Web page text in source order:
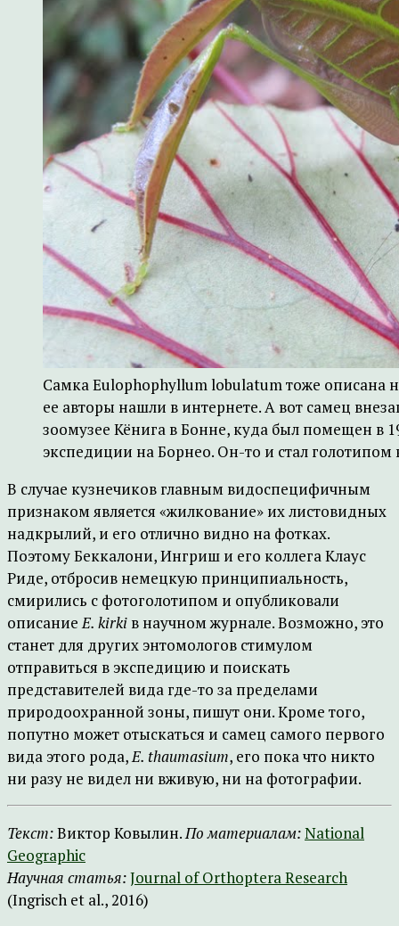
Самка Eulophophyllum lobulatum тоже описана
ее авторы нашли в интернете. А вот самец
зоомузее Кёнига в Бонне, куда был помещен в
экспедиции на Борнео. Он-то и стал голотипом
В случае кузнечиков главным видоспецифичным
признаком является «жилкование» их листовидных
надкрылий, и его отлично видно на фотках.
Поэтому Беккалони, Ингриш и его коллега Клаус
Риде, отбросив немецкую принципиальность,
смирились с фотоголотипом и опубликовали
описаниеE. kirki в научном журнале. Возможно, это
станет для других энтомологов стимулом
отправиться в экспедицию и поискать
представителей вида где-то за пределами
природоохранной зоны, пишут они. Кроме того,
попутно может отыскаться и самец самого первого
вида этого рода,E. thaumasium, его пока что никто
ни разу не видел ни вживую, ни на фотографии.
Текст:Виктор Ковылин.По материалам:National
Geographic
Научная статья:Journal of Orthoptera Research
(Ingrisch et al., 2016)